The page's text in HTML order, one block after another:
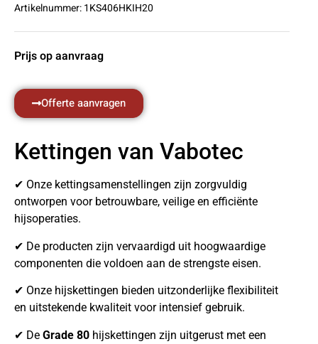
Artikelnummer:1KS406HKIH20
Prijs op aanvraag
Offerte aanvragen
Kettingen van Vabotec
✔ Onze kettingsamenstellingen zijn zorgvuldig
ontworpen voor betrouwbare, veilige en efficiënte
hijsoperaties.
✔ De producten zijn vervaardigd uit hoogwaardige
componenten die voldoen aan de strengste eisen.
✔ Onze hijskettingen bieden uitzonderlijke flexibiliteit
en uitstekende kwaliteit voor intensief gebruik.
✔ De Grade 80 hijskettingen zijn uitgerust met een